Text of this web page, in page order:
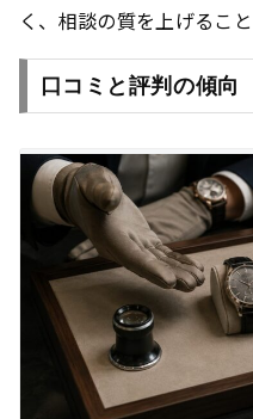
く、相談の質を上げること
口コミと評判の傾向